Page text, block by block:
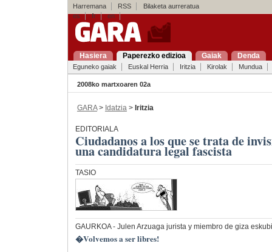
Harremana RSS
Bilaketa aurreratua
es
fr en
Hasiera Paperezko edizioa Gaiak Denda
Eguneko gaiak Euskal Herria Iritzia Kirolak Mundua
2008ko martxoaren 02a
GARA> Idatzia > Iritzia
EDITORIALA
Ciudadanos a los que se trata de
una candidatura legal fascista
TASIO
GAURKOA- Julen Arzuaga jurista y miembro de giza
�Volvemos a ser libres!